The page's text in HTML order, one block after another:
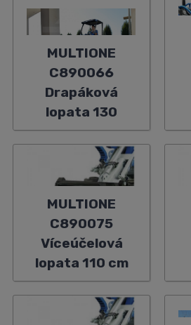
MULTIONE
C890066
Drapáková
lopata 130
MULTIONE
C890075
Víceúčelová
lopata 110 cm